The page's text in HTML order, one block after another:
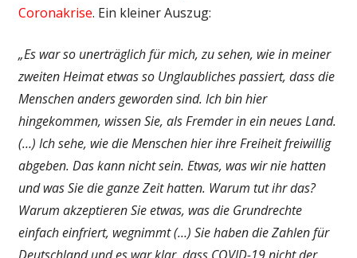
Coronakrise. Ein kleiner Auszug:
„Es war so unerträglich für mich, zu sehen, wie in meiner
zweiten Heimat etwas so Unglaubliches passiert, dass die
Menschen anders geworden sind. Ich bin hier
hingekommen, wissen Sie, als Fremder in ein neues Land.
(…) Ich sehe, wie die Menschen hier ihre Freiheit freiwillig
abgeben. Das kann nicht sein. Etwas, was wir nie hatten
und was Sie die ganze Zeit hatten. Warum tut ihr das?
Warum akzeptieren Sie etwas, was die Grundrechte
einfach einfriert, wegnimmt (…) Sie haben die Zahlen für